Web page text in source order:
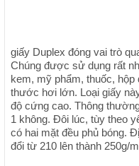
giấy Duplex đóng vai trò
Chúng được sử dụng rất
kem, mỹ phẩm, thuốc,
thước hơi lớn. Loại giấy
độ cứng cao. Thông
1 không. Đôi lúc, tùy theo
có hai mặt đều phủ bóng.
đổi từ 210 lên thành 250g/